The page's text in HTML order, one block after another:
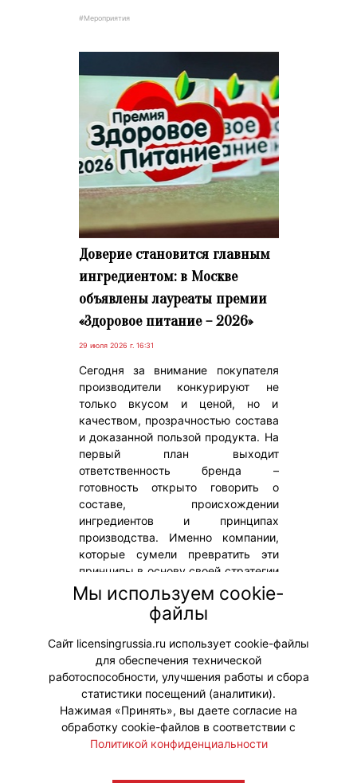
#Мероприятия
Доверие становится главным
ингредиентом: в Москве
объявлены лауреаты премии
«Здоровое питание – 2026»
29 июля 2026 г. 16:31
Сегодня за внимание покупателя
производители конкурируют не
только вкусом и ценой, но и
качеством, прозрачностью состава
и доказанной пользой продукта. На
первый план выходит
ответственность бренда –
готовность открыто говорить о
составе, происхождении
ингредиентов и принципах
производства. Именно компании,
которые сумели превратить эти
принципы в основу своей стратегии
и выстроить долгосрочное доверие
аудитории, были отмечены на XIV
ежегодной премии «Здоровое
питание – 2026».
#Мероприятия
Мы используем cookie-
файлы
Сайт licensingrussia.ru использует cookie-файлы
для обеспечения технической
работоспособности, улучшения работы и сбора
статистики посещений (аналитики).
Нажимая «Принять», вы даете согласие на
обработку cookie-файлов в соответствии с
Политикой конфиденциальности